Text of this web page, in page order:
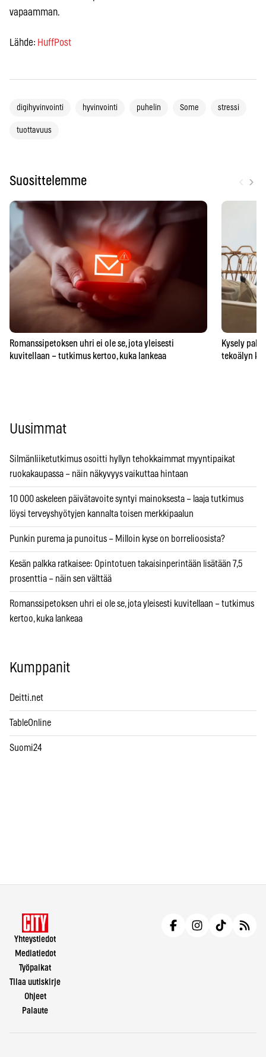
vapaamman.
Lähde: HuffPost
digihyvinvointi hyvinvointi puhelin Some stressi
tuottavuus
Suosittelemme ›
Romanssipetoksen uhri ei ole se, jota yleisesti
kuvitellaan – tutkimus kertoo, kuka lankeaa
Kysely
tekoälyn
Uusimmat
Silmänliiketutkimus osoitti hyllyn tehokkaimmat myyntipaikat
ruokakaupassa – näin näkyvyys vaikuttaa hintaan
10 000 askeleen päivätavoite syntyi mainoksesta – laaja tutkimus
löysi terveyshyötyjen kannalta toisen merkkipaalun
Punkin purema ja punoitus – Milloin kyse on borrelioosista?
Kesän palkka ratkaisee: Opintotuen takaisinperintään lisätään 7,5
prosenttia – näin sen välttää
Romanssipetoksen uhri ei ole se, jota yleisesti kuvitellaan – tutkimus
kertoo, kuka lankeaa
Kumppanit
Deitti.net
TableOnline
Suomi24
Yhteystiedot
Mediatiedot
Työpaikat
Tilaa uutiskirje
Ohjeet
Palaute